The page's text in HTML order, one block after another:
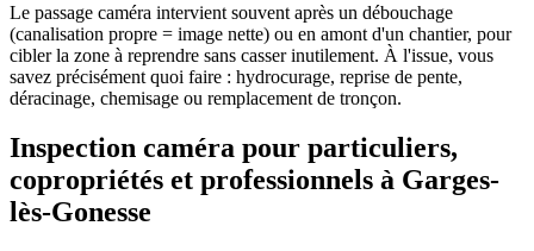
Le passage caméra intervient souvent après un débouchage
(canalisation propre = image nette) ou en amont d'un chantier, pour
cibler la zone à reprendre sans casser inutilement. À l'issue, vous
savez précisément quoi faire : hydrocurage, reprise de pente,
déracinage, chemisage ou remplacement de tronçon.
Inspection caméra pour particuliers,
copropriétés et professionnels à Garges-
lès-Gonesse